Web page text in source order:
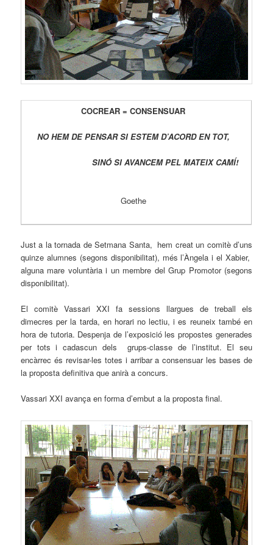
COCREAR = CONSENSUAR
NO HEM DE PENSAR SI ESTEM D’ACORD EN TOT,
SINÓ SI AVANCEM PEL MATEIX CAMÍ!
Goethe
Just a la tornada de Setmana Santa, hem creat un comitè d’uns
quinze alumnes (segons disponibilitat), més l’Àngela i el Xabier,
alguna mare voluntària i un membre del Grup Promotor (segons
disponibilitat).
El comitè Vassari XXI fa sessions llargues de treball els
dimecres per la tarda, en horari no lectiu, i es reuneix també en
hora de tutoria. Despenja de l’exposició les propostes generades
per tots i cadascun dels grups-classe de l’institut. El seu
encàrrec és revisar-les totes i arribar a consensuar les bases de
la proposta definitiva que anirà a concurs.
Vassari XXI avança en forma d’embut a la proposta final.